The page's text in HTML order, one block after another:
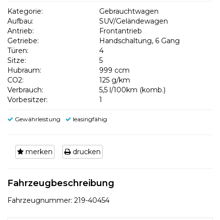
Kategorie:
Gebrauchtwagen
Aufbau:
SUV/Geländewagen
Antrieb:
Frontantrieb
Getriebe:
Handschaltung, 6 Gang
Türen:
4
Sitze:
5
Hubraum:
999 ccm
CO2:
125 g/km
Verbrauch:
5,5 l/100km (komb.)
Vorbesitzer:
1
Gewährleistung leasingfähig
merken drucken
Fahrzeugbeschreibung
Fahrzeugnummer: 219-40454